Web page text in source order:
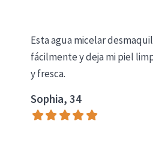
Esta agua micelar
fácilmente y deja mi piel
y fresca.
Sophia, 34